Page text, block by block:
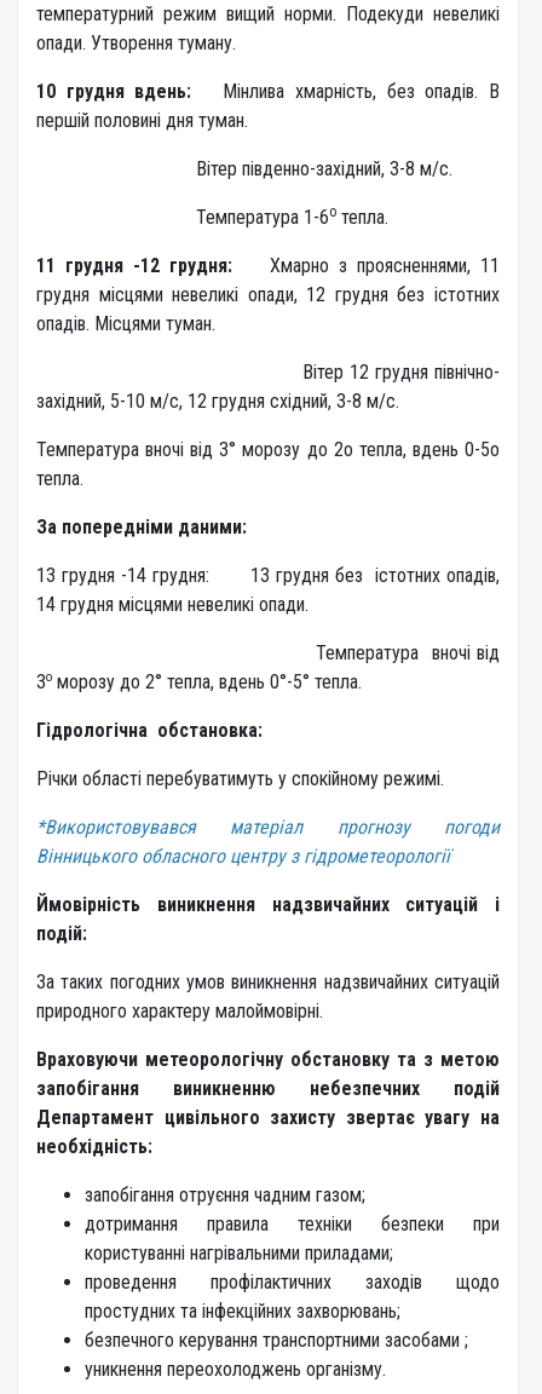
температурний режим вищий норми. Подекуди невеликі
опади. Утворення туману.
10 грудня вдень:
Мінлива хмарність, без опадів. В
першій половині дня туман.
Вітер південно-західний, 3-8 м/с.
Температура 1-6о тепла.
11 грудня -12 грудня:Хмарно з проясненнями, 11
грудня місцями невеликі опади, 12 грудня без істотних
опадів. Місцями туман.
Вітер 12 грудня північно-
західний, 5-10 м/с, 12 грудня східний, 3-8 м/с.
Температура вночі від 3° морозу до 2о тепла, вдень 0-5о
тепла.
За попередніми даними:
13 грудня -14 грудня: 13 грудня без істотних опадів,
14 грудня місцями невеликі опади.
Температура вночі від
3о морозу до 2° тепла, вдень 0°-5° тепла.
Гідрологічна обстановка:
Річки області перебуватимуть у спокійному режимі.
*Використовувався матеріал прогнозу погоди
Вінницького обласного центру з гідрометеорології
Ймовірність виникнення надзвичайних ситуацій і
подій:
За таких погодних умов виникнення надзвичайних ситуацій
природного характеру малоймовірні.
Враховуючи метеорологічну обстановку та з метою
запобігання виникненню небезпечних подій
Департамент цивільного захисту звертає увагу на
необхідність:
запобігання отруєння чадним газом;
дотримання правила техніки безпеки при
користуванні нагрівальними приладами;
проведення профілактичних заходів щодо
простудних та інфекційних захворювань;
безпечного керування транспортними засобами ;
уникнення переохолоджень організму.